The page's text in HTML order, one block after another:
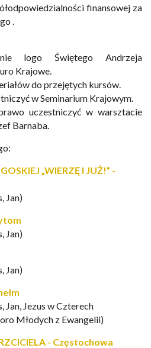
finansowej za
logo Świętego
Andrzeja
Krajowe.
do przejętych kursów.
wSeminarium Krajowym.
uczestniczyć w warsztacie
Barnaba.
„WIERZĘ I JUŻ!” -
Jan)
Jan)
Jan)
Jan, Jezus w Czterech
Młodych z Ewangelii)
- Częstochowa